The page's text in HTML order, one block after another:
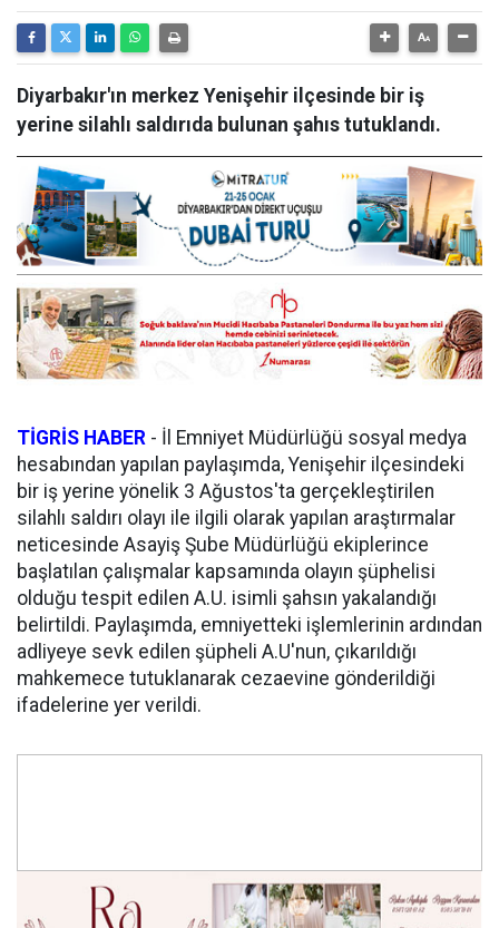
Diyarbakır'ın merkez Yenişehir ilçesinde bir iş
yerine silahlı saldırıda bulunan şahıs tutuklandı.
TİGRİS HABER - İl Emniyet Müdürlüğü sosyal medya
hesabından yapılan paylaşımda, Yenişehir ilçesindeki
bir iş yerine yönelik 3 Ağustos'ta gerçekleştirilen
silahlı saldırı olayı ile ilgili olarak yapılan araştırmalar
neticesinde Asayiş Şube Müdürlüğü ekiplerince
başlatılan çalışmalar kapsamında olayın şüphelisi
olduğu tespit edilen A.U. isimli şahsın yakalandığı
belirtildi. Paylaşımda, emniyetteki işlemlerinin ardından
adliyeye sevk edilen şüpheli A.U'nun, çıkarıldığı
mahkemece tutuklanarak cezaevine gönderildiği
ifadelerine yer verildi.